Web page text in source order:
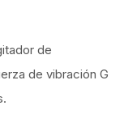
de
de vibración G